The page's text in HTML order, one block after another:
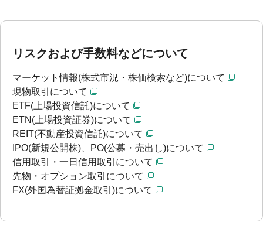
リスクおよび手数料などについて
マーケット情報(株式市況・株価検索など)について
現物取引について
ETF(上場投資信託)について
ETN(上場投資証券)について
REIT(不動産投資信託)について
IPO(新規公開株)、PO(公募・売出し)について
信用取引・一日信用取引について
先物・オプション取引について
FX(外国為替証拠金取引)について